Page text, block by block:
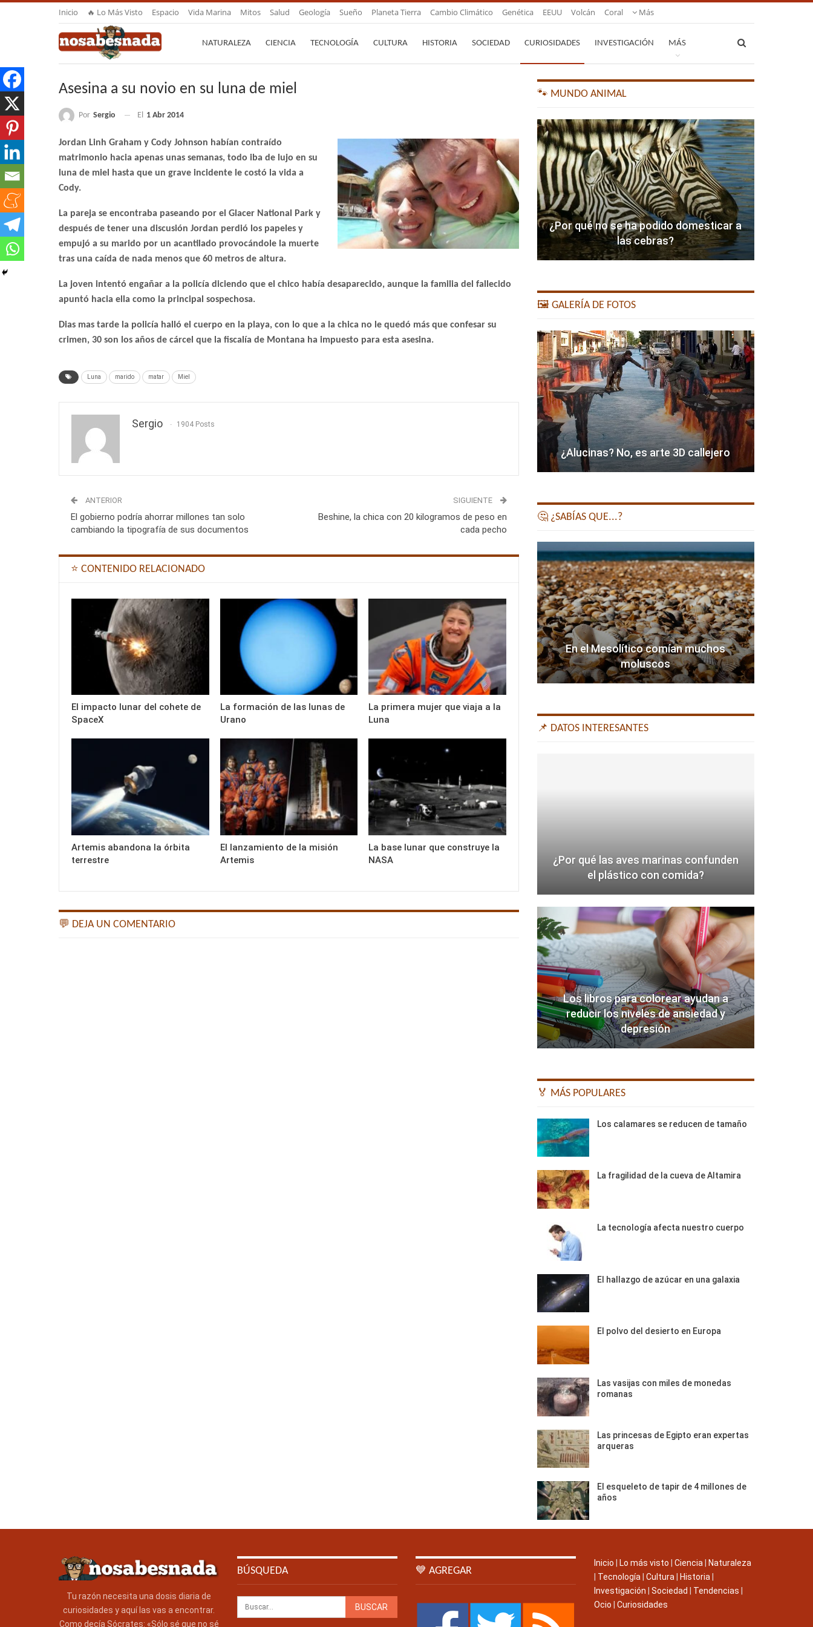
Inicio 🔥 Lo Más Visto Espacio Vida Marina Mitos Salud Geología Sueño Planeta Tierra Cambio Climático Genética EEUU Volcán Coral Más
NATURALEZA CIENCIA TECNOLOGÍA CULTURA HISTORIA SOCIEDAD CURIOSIDADES INVESTIGACIÓN MÁS
Asesina a su novio en su luna de miel
Por Sergio El 1 Abr 2014
Jordan Linh Graham y Cody Johnson habían contraído
matrimonio hacia apenas unas semanas, todo iba de lujo en su
luna de miel hasta que un grave incidente le costó la vida a
Cody.
La pareja se encontraba paseando por el Glacer National Park y
después de tener una discusión Jordan perdió los papeles y
empujó a su marido por un acantilado provocándole la muerte
tras una caída de nada menos que 60 metros de altura.
La joven intentó engañar a la policía diciendo que el chico había desaparecido, aunque la familia del fallecido
apuntó hacia ella como la principal sospechosa.
Dias mas tarde la policía halló el cuerpo en la playa, con lo que a la chica no le quedó más que confesar su
crimen, 30 son los años de cárcel que la fiscalía de Montana ha impuesto para esta asesina.
Luna marido matar Miel
Sergio 1904 Posts
ANTERIOR
El gobierno podría ahorrar millones tan solo
cambiando la tipografía de sus documentos
SIGUIENTE
Beshine, la chica con 20 kilogramos de peso en
cada pecho
⭐ CONTENIDO RELACIONADO
El impacto lunar del cohete de
SpaceX
La formación de las lunas de
Urano
La primera mujer que viaja a la
Luna
Artemis abandona la órbita
terrestre
El lanzamiento de la misión
Artemis
La base lunar que construye la
NASA
💬 DEJA UN COMENTARIO
🐾 MUNDO ANIMAL
¿Por qué no se ha podido domesticar a
las cebras?
🖼️ GALERÍA DE FOTOS
¿Alucinas? No, es arte 3D callejero
🤔 ¿SABÍAS QUE...?
En el Mesolítico comían muchos
moluscos
📌 DATOS INTERESANTES
¿Por qué las aves marinas confunden
el plástico con comida?
Los libros para colorear ayudan a
reducir los niveles de ansiedad y
depresión
🏅 MÁS POPULARES
Los calamares se reducen de tamaño
La fragilidad de la cueva de Altamira
La tecnología afecta nuestro cuerpo
El hallazgo de azúcar en una galaxia
El polvo del desierto en Europa
Las vasijas con miles de monedas
romanas
Las princesas de Egipto eran expertas
arqueras
El esqueleto de tapir de 4 millones de
años
Tu razón necesita una dosis diaria de
curiosidades y aquí las vas a encontrar.
Como decía Sócrates: «Sólo sé que no sé
BÚSQUEDA 💙 AGREGAR
Inicio Lo más visto Ciencia
Naturaleza
Tecnología Cultura Historia
Investigación
Sociedad Tendencias
Ocio
Curiosidades